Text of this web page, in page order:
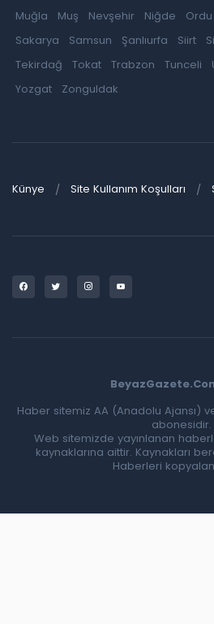
Muğla
Muş Nevşehir Niğde Ordu
Sakarya
Samsun Şanlıurfa Siirt
Tekirdağ
Tokat Trabzon Tunceli
Yozgat
Zonguldak
Künye Site Kullanım Koşulları
Haber sitemiz AA (Anadolu Ajansı)
abonesidir.
Web sitemizde yayınlanan
kaynaklarına aittir. Kaynakları
Haberleri